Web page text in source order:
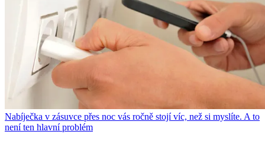
Nabíječka v zásuvce přes noc vás ročně stojí víc, než si myslíte. A to
není ten hlavní problém